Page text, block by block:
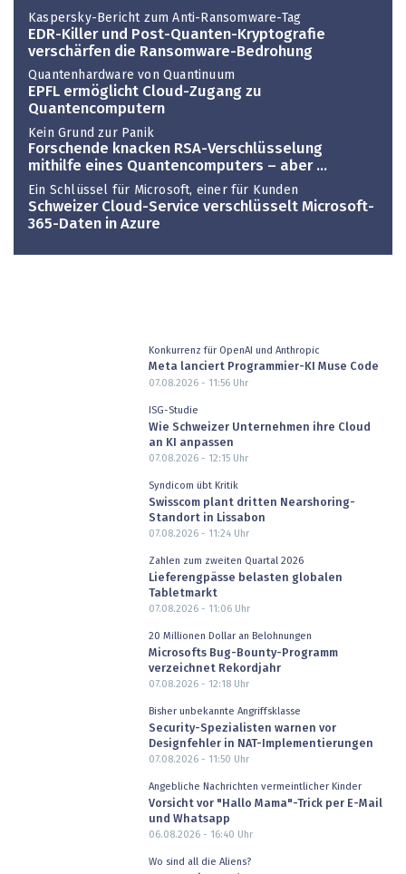
Kaspersky-Bericht zum Anti-Ransomware-Tag
EDR-Killer und Post-Quanten-Kryptografie
verschärfen die Ransomware-Bedrohung
Quantenhardware von Quantinuum
EPFL ermöglicht Cloud-Zugang zu
Quantencomputern
Kein Grund zur Panik
Forschende knacken RSA-Verschlüsselung
mithilfe eines Quantencomputers – aber …
Ein Schlüssel für Microsoft, einer für Kunden
Schweizer Cloud-Service verschlüsselt Microsoft-
365-Daten in Azure
Konkurrenz für OpenAI und Anthropic
Meta lanciert Programmier-KI Muse Code
07.08.2026 - 11:56Uhr
ISG-Studie
Wie Schweizer Unternehmen ihre Cloud
an KI anpassen
07.08.2026 - 12:15Uhr
Syndicom übt Kritik
Swisscom plant dritten Nearshoring-
Standort in Lissabon
07.08.2026 - 11:24Uhr
Zahlen zum zweiten Quartal 2026
Lieferengpässe belasten globalen
Tabletmarkt
07.08.2026 - 11:06Uhr
20 Millionen Dollar an Belohnungen
Microsofts Bug-Bounty-Programm
verzeichnet Rekordjahr
07.08.2026 - 12:18Uhr
Bisher unbekannte Angriffsklasse
Security-Spezialisten warnen vor
Designfehler in NAT-Implementierungen
07.08.2026 - 11:50 Uhr
Angebliche Nachrichten vermeintlicher Kinder
Vorsicht vor "Hallo Mama"-Trick per E-Mail
und Whatsapp
06.08.2026 - 16:40 Uhr
Wo sind all die Aliens?